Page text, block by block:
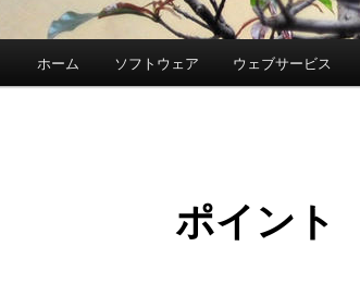
ホーム ソフトウェア ウェブサービス
ポイント